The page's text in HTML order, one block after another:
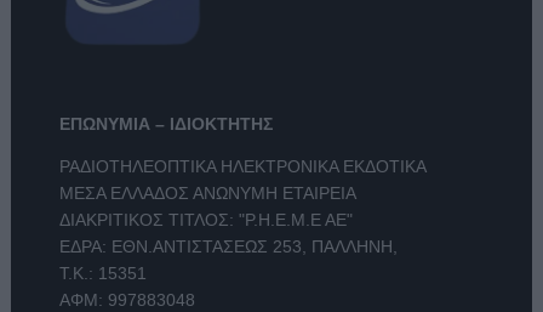
ΕΠΩΝΥΜΙΑ – ΙΔΙΟΚΤΗΤΗΣ
ΡΑΔΙΟΤΗΛΕΟΠΤΙΚΑ ΗΛΕΚΤΡΟΝΙΚΑ ΕΚΔΟΤΙΚΑ
ΜΕΣΑ ΕΛΛΑΔΟΣ ΑΝΩΝΥΜΗ ΕΤΑΙΡΕΙΑ
ΔΙΑΚΡΙΤΙΚΟΣ ΤΙΤΛΟΣ: "Ρ.Η.Ε.Μ.Ε ΑΕ"
ΕΔΡΑ: ΕΘΝ.ΑΝΤΙΣΤΑΣΕΩΣ 253, ΠΑΛΛΗΝΗ,
Τ.Κ.: 15351
ΑΦΜ: 997883048